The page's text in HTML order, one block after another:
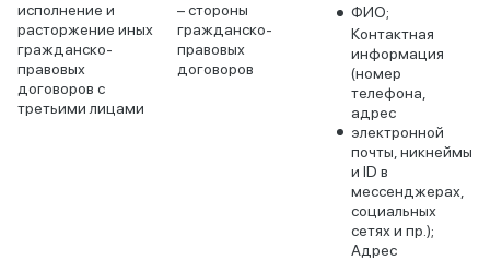
исполнение и
расторжение иных
гражданско-
правовых
договоров с
третьими лицами
– стороны
гражданско-
правовых
договоров
ФИО;
Контактная
информация
(номер
телефона,
адрес
электронной
почты, никнеймы
и ID в
мессенджерах,
социальных
сетях и пр.);
Адрес